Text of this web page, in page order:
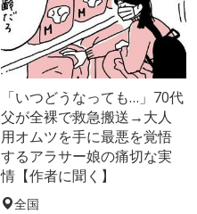
「いつどうなっても…」70代
父が全裸で救急搬送→大人
用オムツを手に最悪を覚悟
するアラサー娘の痛切な実
情【作者に聞く】
全国